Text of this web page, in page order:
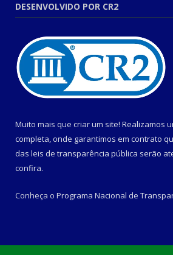
DESENVOLVIDO POR CR2
Muito mais que criar um site! Realizamos
completa, onde garantimos em contrato
das leis de transparência pública serão
confira.
Conheça o Programa Nacional de